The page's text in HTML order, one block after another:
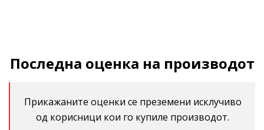
Последна оценка на производот
Прикажаните оценки се преземени исклучиво
од корисници кои го купиле производот.